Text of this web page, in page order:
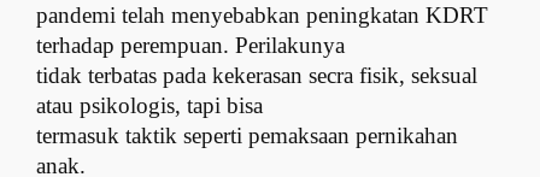
pandemi telah menyebabkan peningkatan KDRT
terhadap perempuan. Perilakunya
tidak terbatas pada kekerasan secra fisik, seksual
atau psikologis, tapi bisa
termasuk taktik seperti pemaksaan pernikahan
anak.